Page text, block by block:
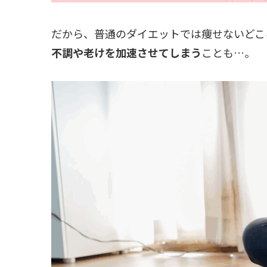
だから、普通のダイエットでは痩せないど
不調や老けを加速させてしまう ことも…。